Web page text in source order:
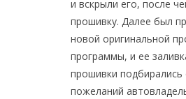
и вскрыли его, после
прошивку. Далее был
новой оригинальной
программы, и ее
прошивки подбирались
пожеланий